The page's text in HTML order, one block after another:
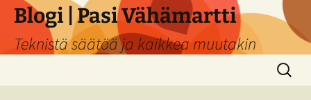
Siirry
sisältöön
Blogi | Pasi Vähämartti
Teknistä säätöä ja kaikkea muutakin
Haku: